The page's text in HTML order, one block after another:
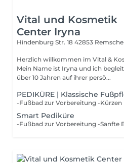
Vital und Kosmetik
Center Iryna
Hindenburg Str. 18 42853
Herzlich willkommen im Vital &
Mein Name ist Iryna und ich
über 10 Jahren auf ihrer persö...
PEDIKÜRE | Klassische
Smart Pediküre